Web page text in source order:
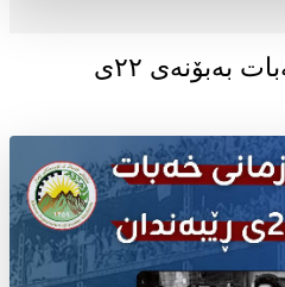
پەیامی سازمانی خەبات بەبۆنەی ۲۲ی